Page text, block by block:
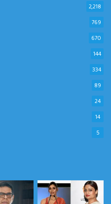
2,218
769
670
144
334
89
24
14
5